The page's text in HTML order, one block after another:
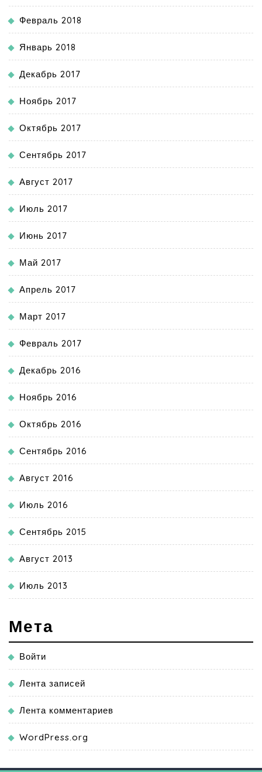
Февраль 2018
Январь 2018
Декабрь 2017
Ноябрь 2017
Октябрь 2017
Сентябрь 2017
Август 2017
Июль 2017
Июнь 2017
Май 2017
Апрель 2017
Март 2017
Февраль 2017
Декабрь 2016
Ноябрь 2016
Октябрь 2016
Сентябрь 2016
Август 2016
Июль 2016
Сентябрь 2015
Август 2013
Июль 2013
Мета
Войти
Лента записей
Лента комментариев
WordPress.org